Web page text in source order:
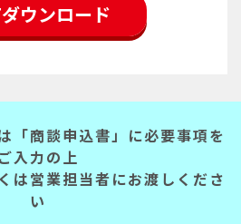
ウンロード
「商談申込書」に必要事項を
ご入力の上
は営業担当者にお渡しくださ
い